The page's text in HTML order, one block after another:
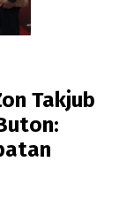
Takjub